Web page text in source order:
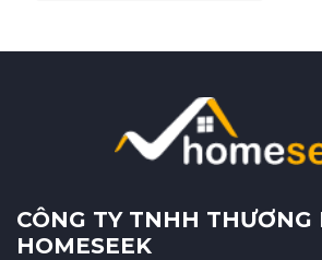
CÔNG TY TNHH
HOMESEEK